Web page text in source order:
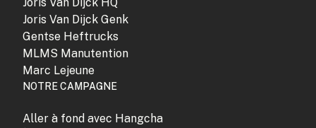
Joris Van Dijck Genk
Gentse Heftrucks
MLMS Manutention
Marc Lejeune
NOTRE CAMPAGNE
Aller à fond avec Hangcha